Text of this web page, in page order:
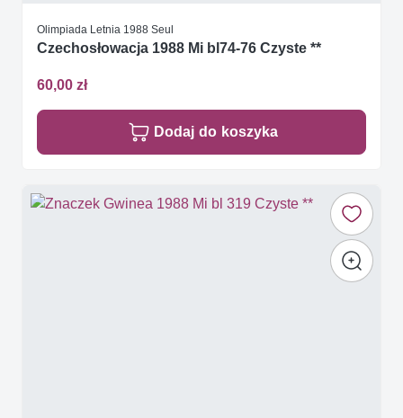
Olimpiada Letnia 1988 Seul
Czechosłowacja 1988 Mi bl74-76 Czyste **
60,00 zł
Dodaj do koszyka